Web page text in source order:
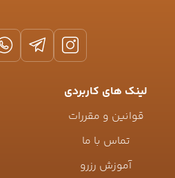
لینک های کاربردی
قوانین و مقررات
تماس با ما
آموزش رزرو